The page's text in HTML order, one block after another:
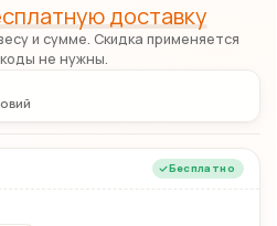
доставку
и сумме. Скидка применяется
не нужны.
Бесплатно